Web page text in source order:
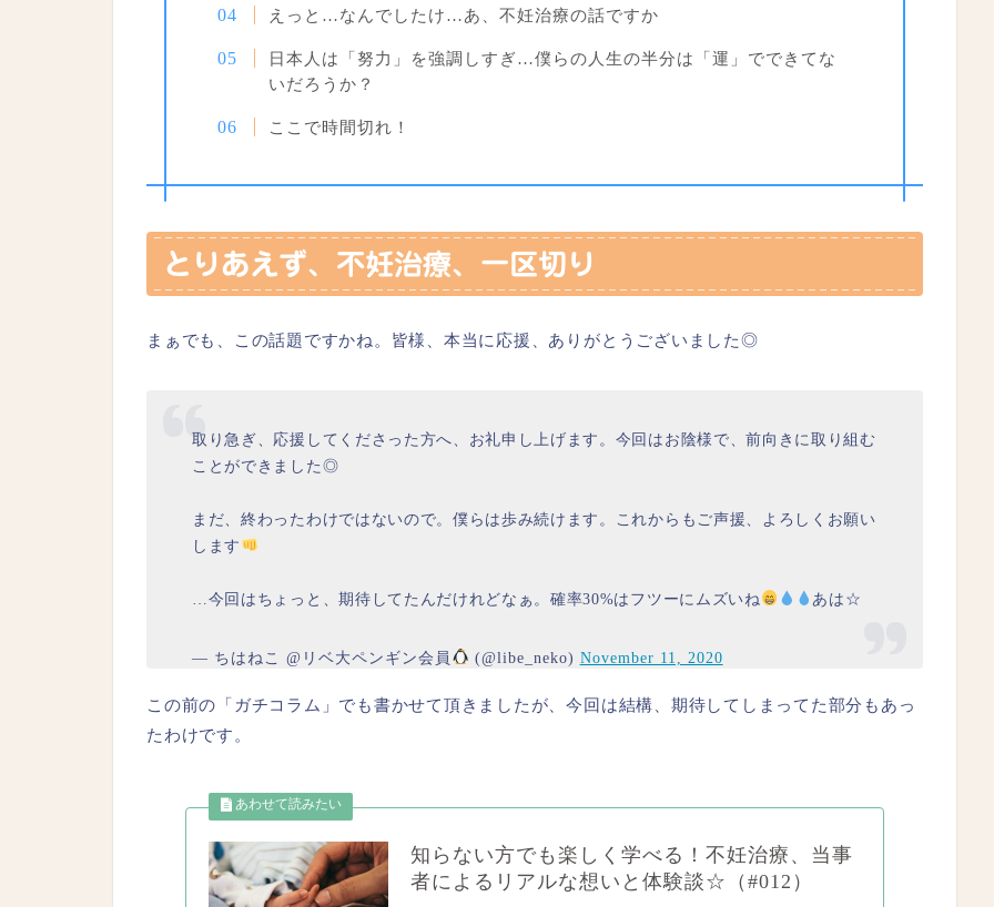
えっと…なんでしたけ…あ、不妊治療の話ですか
日本人は「努力」を強調しすぎ…僕らの人生の半分は「運」でできてな
いだろうか？
ここで時間切れ！
とりあえず、不妊治療、一区切り
まぁでも、この話題ですかね。皆様、本当に応援、ありがとうございました◎
取り急ぎ、応援してくださった方へ、お礼申し上げます。今回はお陰様で、前向きに取り組む
ことができました◎
まだ、終わったわけではないので。僕らは歩み続けます。これからもご声援、よろしくお願い
します
…今回はちょっと、期待してたんだけれどなぁ。確率30%はフツーにムズいね あは☆
— ちはねこ @リベ大ペンギン会員 (@libe_neko) November 11, 2020
この前の「ガチコラム」でも書かせて頂きましたが、今回は結構、期待してしまってた部分もあっ
たわけです。
知らない方でも楽しく学べる！不妊治療、当事
者によるリアルな想いと体験談☆（#012）